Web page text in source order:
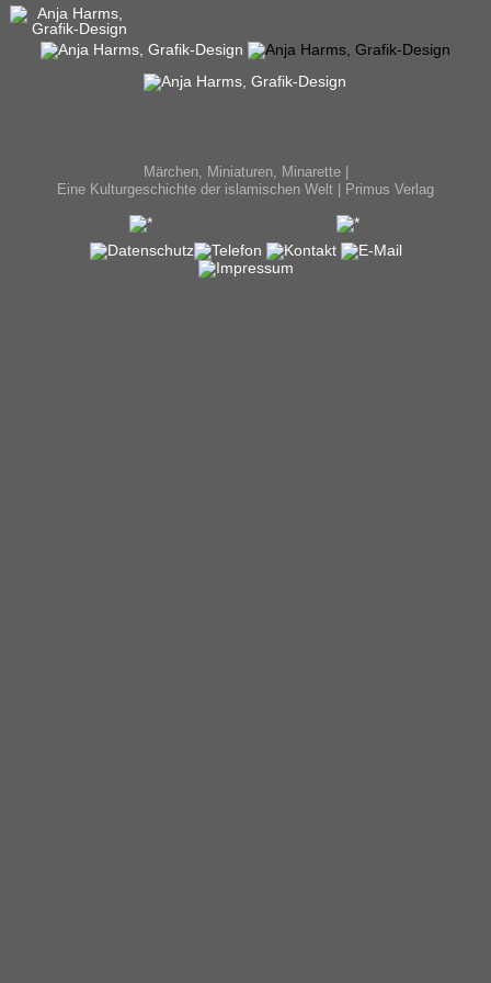
Märchen, Miniaturen, Minarette |
Eine Kulturgeschichte der islamischen Welt | Primus Verlag